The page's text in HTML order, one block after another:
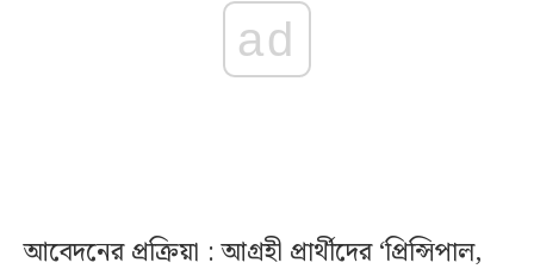
ad
আবেদনের প্রক্রিয়া : আগ্রহী প্রার্থীদের ‘প্রিন্সিপাল,